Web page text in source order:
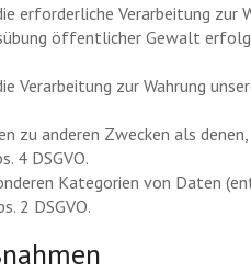
erforderliche Verarbeitung zur
öffentlicher Gewalt
Verarbeitung zur Wahrung
zu anderen Zwecken als
4 DSGVO.
Kategorien von Daten
2 DSGVO.